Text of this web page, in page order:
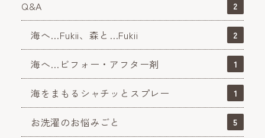
Q&A 2
海へ…Fukii、森と…Fukii 2
海へ…ビフォー・アフター剤 1
海をまもるシャチッとスプレー 1
お洗濯のお悩みごと 5